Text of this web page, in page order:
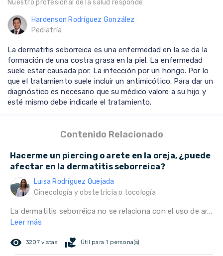
Nuestro profesional de la salud responde
Hardenson Rodríguez González
Pediatría
La dermatitis seborreica es una enfermedad en la se da la
formación de una costra grasa en la piel. La enfermedad
suele estar causada por. La infección por un hongo. Por lo
que el tratamiento suele incluir un antimicótico. Para dar un
diagnóstico es necesario que su médico valore a su hijo y
esté mismo debe indicarle el tratamiento.
Contenido Relacionado
Hacerme un piercing o arete en la oreja, ¿puede
afectar en la dermatitis seborreica?
Luisa Rodríguez Quejada
Ginecología y obstetricia o tocología
La dermatitis seborréica no se relaciona con el uso de ar...
Leer más
remove_red_eye 3207 vistas volunteer_activism Útil para 1 persona(s)